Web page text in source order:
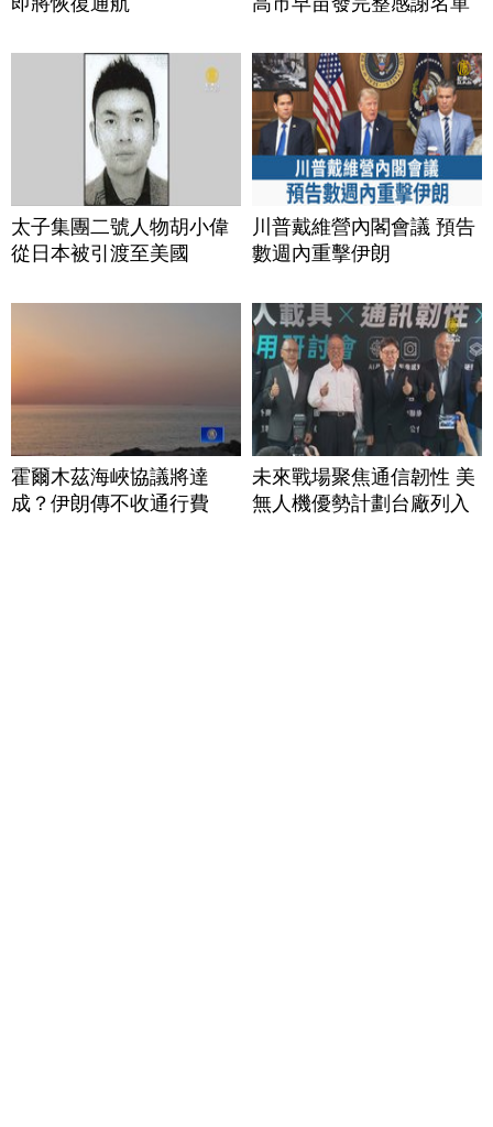
太子集團二號人物胡小偉
從日本被引渡至美國
川普戴維營內閣會議 預告
數週內重擊伊朗
霍爾木茲海峽協議將達
成？伊朗傳不收通行費
未來戰場聚焦通信韌性 美
無人機優勢計劃台廠列入